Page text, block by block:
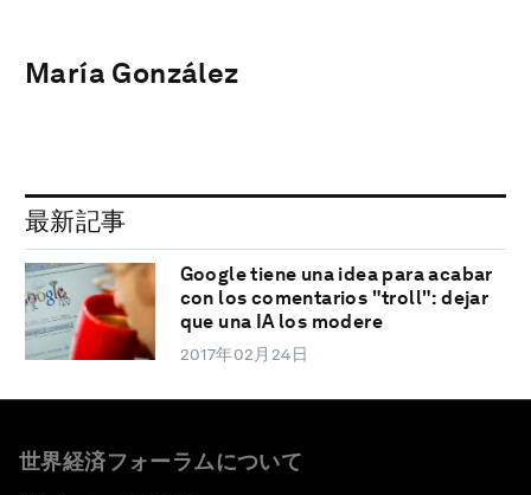
María González
最新記事
Google tiene una idea para acabar
con los comentarios "troll": dejar
que una IA los modere
2017年02月24日
世界経済フォーラムについて